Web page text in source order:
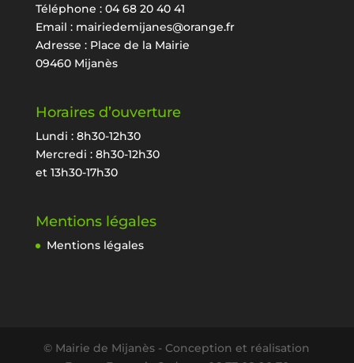
Téléphone : 04 68 20 40 41
Email : mairiedemijanes@orange.fr
Adresse : Place de la Mairie
09460 Mijanès
Horaires d’ouverture
Lundi : 8h30-12h30
Mercredi : 8h30-12h30
et 13h30-17h30
Mentions légales
Mentions légales
© Mairie de Mijanès - Conception et réalisation